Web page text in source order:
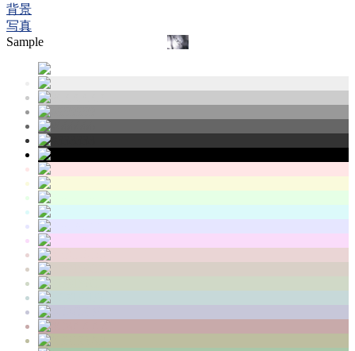
背景
写真
Sample